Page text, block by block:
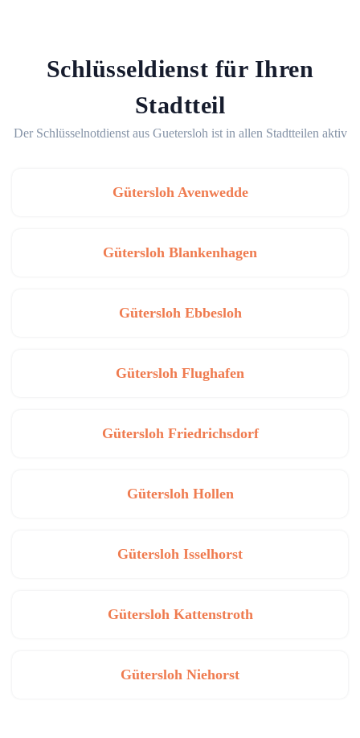
Schlüsseldienst für Ihren
Stadtteil
Der Schlüsselnotdienst aus Guetersloh ist in allen Stadtteilen aktiv
Gütersloh Avenwedde
Gütersloh Blankenhagen
Gütersloh Ebbesloh
Gütersloh Flughafen
Gütersloh Friedrichsdorf
Gütersloh Hollen
Gütersloh Isselhorst
Gütersloh Kattenstroth
Gütersloh Niehorst